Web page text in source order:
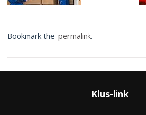
Bookmark the permalink.
Klus-link